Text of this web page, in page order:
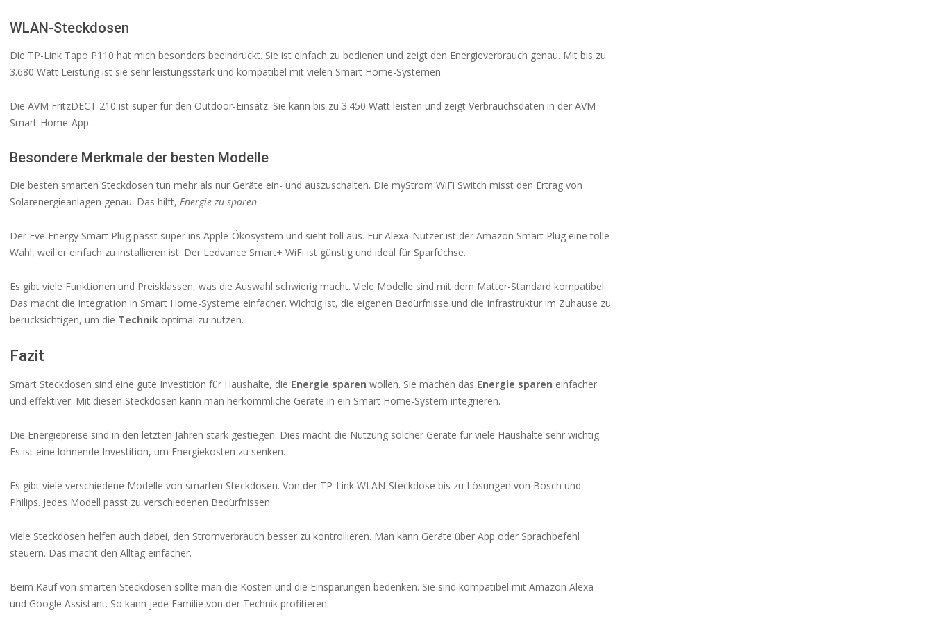
WLAN-Steckdosen
Die TP-Link Tapo P110 hat mich besonders beeindruckt. Sie ist einfach zu bedienen und zeigt den Energieverbrauch genau. Mit bis zu
3.680 Watt Leistung ist sie sehr leistungsstark und kompatibel mit vielen Smart Home-Systemen.
Die AVM FritzDECT 210 ist super für den Outdoor-Einsatz. Sie kann bis zu 3.450 Watt leisten und zeigt Verbrauchsdaten in der AVM
Smart-Home-App.
Besondere Merkmale der besten Modelle
Die besten smarten Steckdosen tun mehr als nur Geräte ein- und auszuschalten. Die myStrom WiFi Switch misst den Ertrag von
Solarenergieanlagen genau. Das hilft, Energie zu sparen.
Der Eve Energy Smart Plug passt super ins Apple-Ökosystem und sieht toll aus. Für Alexa-Nutzer ist der Amazon Smart Plug eine tolle
Wahl, weil er einfach zu installieren ist. Der Ledvance Smart+ WiFi ist günstig und ideal für Sparfüchse.
Es gibt viele Funktionen und Preisklassen, was die Auswahl schwierig macht. Viele Modelle sind mit dem Matter-Standard kompatibel.
Das macht die Integration in Smart Home-Systeme einfacher. Wichtig ist, die eigenen Bedürfnisse und die Infrastruktur im Zuhause zu
berücksichtigen, um die Technik optimal zu nutzen.
Fazit
Smart Steckdosen sind eine gute Investition für Haushalte, die Energie sparen wollen. Sie machen das Energie sparen einfacher
und effektiver. Mit diesen Steckdosen kann man herkömmliche Geräte in ein Smart Home-System integrieren.
Die Energiepreise sind in den letzten Jahren stark gestiegen. Dies macht die Nutzung solcher Geräte für viele Haushalte sehr wichtig.
Es ist eine lohnende Investition, um Energiekosten zu senken.
Es gibt viele verschiedene Modelle von smarten Steckdosen. Von der TP-Link WLAN-Steckdose bis zu Lösungen von Bosch und
Philips. Jedes Modell passt zu verschiedenen Bedürfnissen.
Viele Steckdosen helfen auch dabei, den Stromverbrauch besser zu kontrollieren. Man kann Geräte über App oder Sprachbefehl
steuern. Das macht den Alltag einfacher.
Beim Kauf von smarten Steckdosen sollte man die Kosten und die Einsparungen bedenken. Sie sind kompatibel mit Amazon Alexa
und Google Assistant. So kann jede Familie von der Technik profitieren.